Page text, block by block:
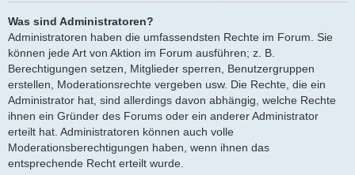
Was sind Administratoren?
Administratoren haben die umfassendsten Rechte im Forum. Sie
können jede Art von Aktion im Forum ausführen; z. B.
Berechtigungen setzen, Mitglieder sperren, Benutzergruppen
erstellen, Moderationsrechte vergeben usw. Die Rechte, die ein
Administrator hat, sind allerdings davon abhängig, welche Rechte
ihnen ein Gründer des Forums oder ein anderer Administrator
erteilt hat. Administratoren können auch volle
Moderationsberechtigungen haben, wenn ihnen das
entsprechende Recht erteilt wurde.